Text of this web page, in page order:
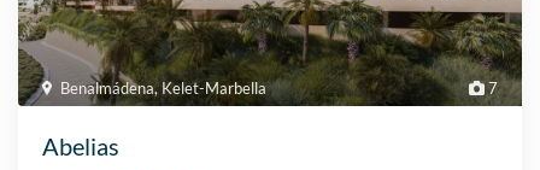
7
Benalmádena, Kelet-Marbella
Abelias